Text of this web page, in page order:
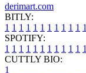
derimart.com
BITLY:
1 1 1 1 1 1 1 1 1 1 1 1
SPOTIFY:
1 1 1 1 1 1 1 1 1 1 1 1
CUTTLY BIO:
1